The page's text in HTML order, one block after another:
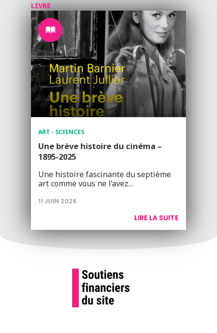
LIVRE
ART - SCIENCES
Une brève histoire du cinéma –
1895-2025
Une histoire fascinante du septième
art comme vous ne l’avez…
11 JUIN 2026
LIRE LA SUITE